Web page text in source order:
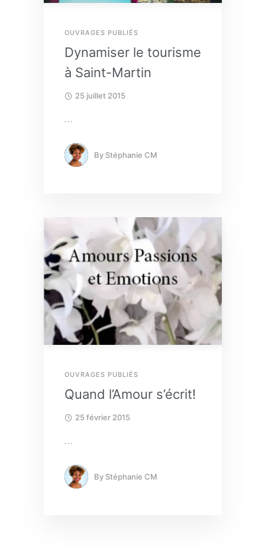
OUVRAGES PUBLIÉS
Dynamiser le tourisme
à Saint-Martin
25 juillet 2015
…
By Stéphanie CM
OUVRAGES PUBLIÉS
Quand l’Amour s’écrit!
25 février 2015
…
By Stéphanie CM